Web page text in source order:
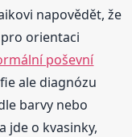
napovědět, že
orientaci
poševní
ale diagnózu
barvy nebo
jde o kvasinky,